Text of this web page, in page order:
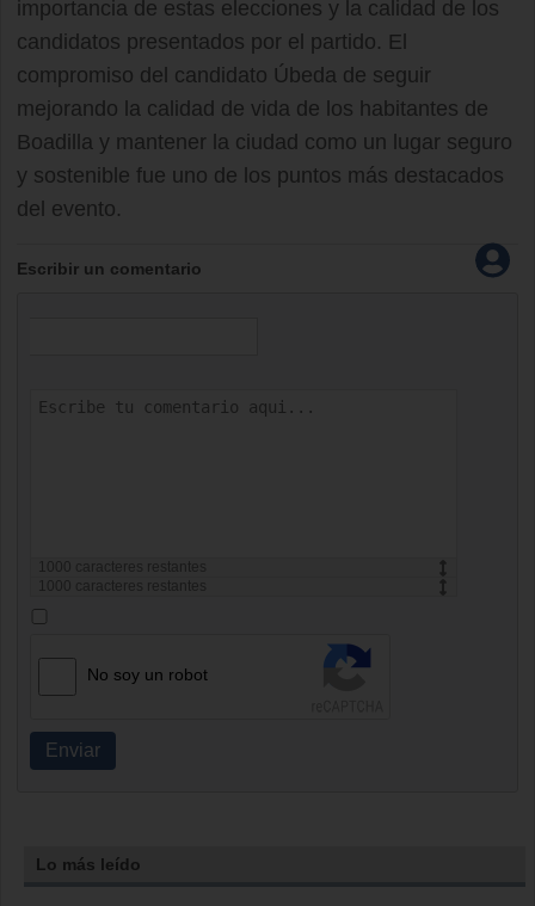
importancia de estas elecciones y la calidad de los
candidatos presentados por el partido. El
compromiso del candidato Úbeda de seguir
mejorando la calidad de vida de los habitantes de
Boadilla y mantener la ciudad como un lugar seguro
y sostenible fue uno de los puntos más destacados
del evento.
Escribir un comentario
1000
caracteres restantes
1000
caracteres restantes
No soy un robot
Enviar
Lo más leído